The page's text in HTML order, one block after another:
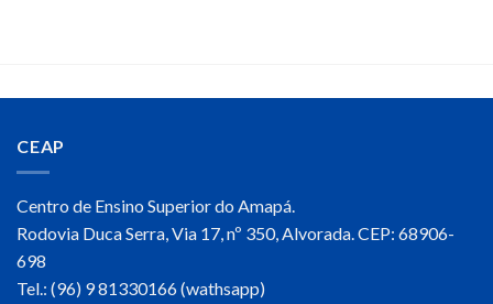
CEAP
Centro de Ensino Superior do Amapá.
Rodovia Duca Serra, Via 17, nº 350, Alvorada. CEP: 68906-
698
Tel.: (96) 9 81330166 (wathsapp)